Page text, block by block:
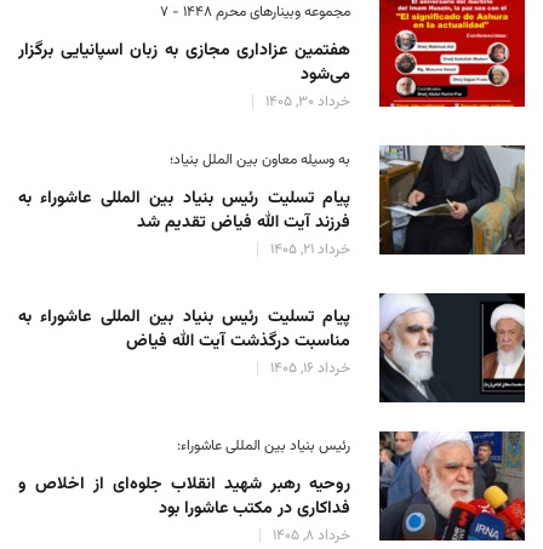
مجموعه وبینارهای محرم 1448 - 7
هفتمین عزاداری مجازی به زبان اسپانیایی برگزار
می‌شود
خرداد 30, 1405
به وسیله معاون بین الملل بنیاد؛
پیام تسلیت رئیس بنیاد بین المللی عاشوراء به
فرزند آیت الله فیاض تقدیم شد
خرداد 21, 1405
پیام تسلیت رئیس بنیاد بین المللی عاشوراء به
مناسبت درگذشت آیت الله فیاض
خرداد 16, 1405
رئیس بنیاد بین المللی عاشوراء:
روحیه رهبر شهید انقلاب جلوه‌ای از اخلاص و
فداکاری در مکتب عاشورا بود
خرداد 8, 1405